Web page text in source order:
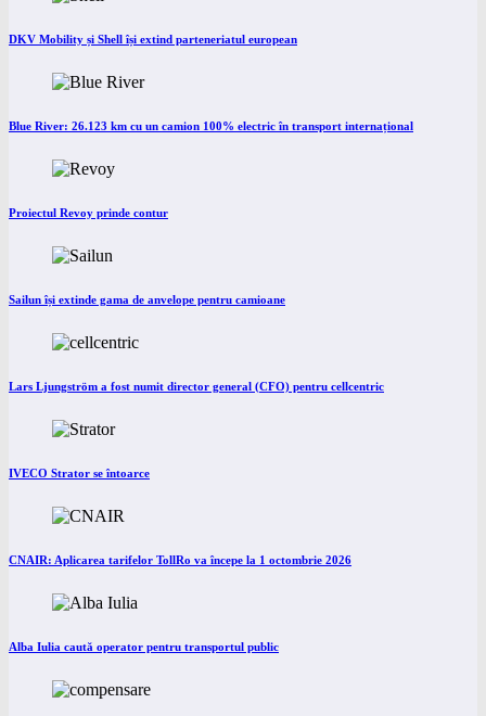
DKV Mobility și Shell își extind parteneriatul european
Blue River: 26.123 km cu un camion 100% electric în transport internațional
Proiectul Revoy prinde contur
Sailun își extinde gama de anvelope pentru camioane
Lars Ljungström a fost numit director general (CFO) pentru cellcentric
IVECO Strator se întoarce
CNAIR: Aplicarea tarifelor TollRo va începe la 1 octombrie 2026
Alba Iulia caută operator pentru transportul public